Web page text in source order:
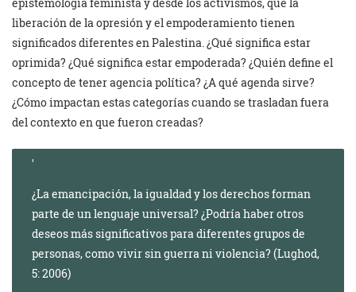
liberación de la opresión y el empoderamiento tienen
significados diferentes en Palestina. ¿Qué significa estar
oprimida? ¿Qué significa estar empoderada? ¿Quién define el
concepto de tener agencia política? ¿A qué agenda sirve?
¿Cómo impactan estas categorías cuando se trasladan fuera
del contexto en que fueron creadas?
¿La emancipación, la igualdad y los derechos forman
parte de un lenguaje universal? ¿Podría haber otros
deseos más significativos para diferentes grupos de
personas, como vivir sin guerra ni violencia? (Lughod,
5: 2006)